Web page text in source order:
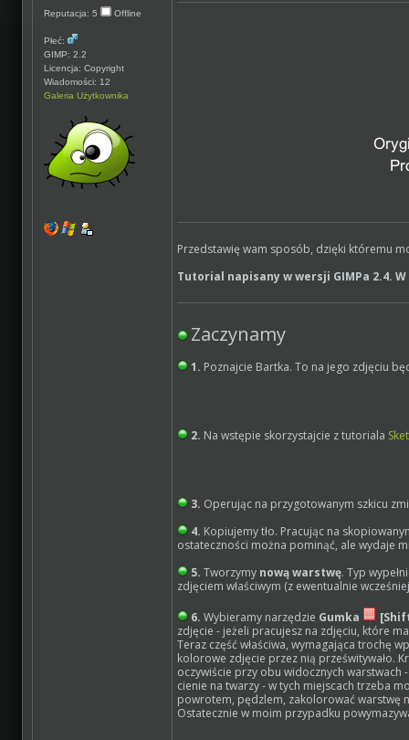
Reputacja: 5 Offline
Płeć:
GIMP: 2.2
Licencja: Copyright
Wiadomości: 12
Galeria Użytkownika
Przedstawię wam sposób, dzięki któremu
Tutorial napisany w wersji GIMPa 2.4.
Zaczynamy
1. Poznajcie Bartka. To na jego zdjęciu
2. Na wstępie skorzystajcie z tutoriala
3. Operując na przygotowanym szkicu
4. Kopiujemy tło. Pracując na
ostateczności można pominąć, ale wydaje
5. Tworzymy nową warstwę. Typ
zdjęciem właściwym (z ewentualnie
6. Wybieramy narzędzie Gumka
zdjęcie - jeżeli pracujesz na zdjęciu, które
Teraz część właściwa, wymagająca trochę
kolorowe zdjęcie przez nią prześwitywało.
oczywiście przy obu widocznych warstwach
cienie na twarzy - w tych miejscach trzeba
powrotem, pędzlem, zakolorować warstwę
Ostatecznie w moim przypadku